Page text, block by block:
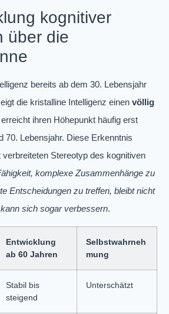
kognitiver
über die
bereits ab dem 30. Lebensjahr
die kristalline Intelligenz einen völlig
ihren Höhepunkt häufig erst
70. Lebensjahr. Diese Erkenntnis
Stereotyp des kognitiven
komplexe Zusammenhänge zu
Entscheidungen zu treffen, bleibt nicht
sich sogar verbessern.
Entwicklung
ab 60 Jahren
Selbstwahrneh
mung
Stabil bis
steigend
Unterschätzt